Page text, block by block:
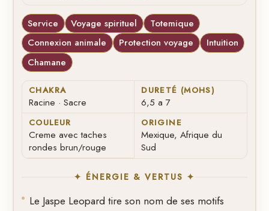
Service Voyage spirituel
Totemique
Connexion animale
Protection voyage
Intuition
Chamane
CHAKRA
Racine · Sacre
DURETÉ (MOHS)
6,5 a 7
COULEUR
Creme avec taches
rondes brun/rouge
ORIGINE
Mexique, Afrique du
Sud
✦ ÉNERGIE & VERTUS ✦
Le Jaspe Leopard tire son nom de ses motifs